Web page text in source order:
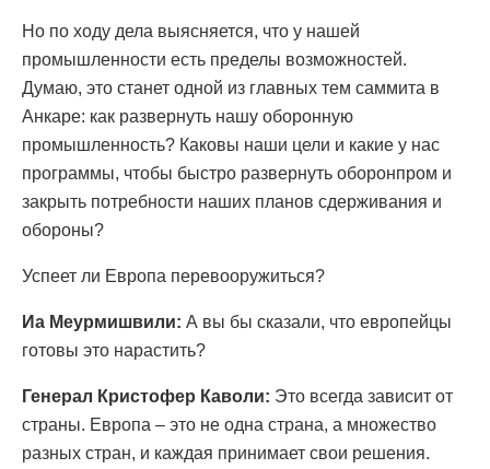
Но по ходу дела выясняется, что у нашей
промышленности есть пределы возможностей.
Думаю, это станет одной из главных тем саммита в
Анкаре: как развернуть нашу оборонную
промышленность? Каковы наши цели и какие у нас
программы, чтобы быстро развернуть оборонпром и
закрыть потребности наших планов сдерживания и
обороны?
Успеет ли Европа перевооружиться?
Иа Меурмишвили: А вы бы сказали, что европейцы
готовы это нарастить?
Генерал Кристофер Каволи: Это всегда зависит от
страны. Европа – это не одна страна, а множество
разных стран, и каждая принимает свои решения.